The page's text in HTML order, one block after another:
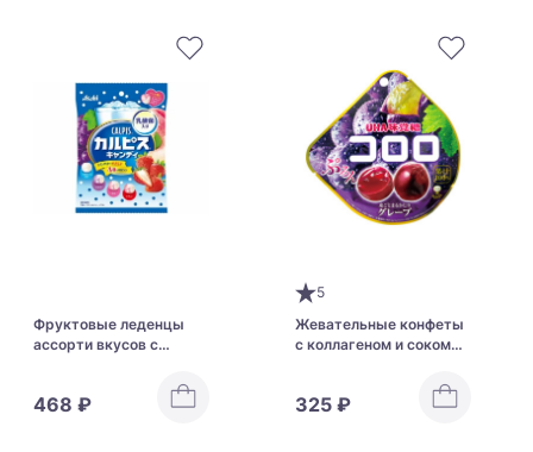
Фруктовые леденцы
ассорти вкусов с
468 ₽
5
Жевательные конфеты
с коллагеном и соком
325 ₽